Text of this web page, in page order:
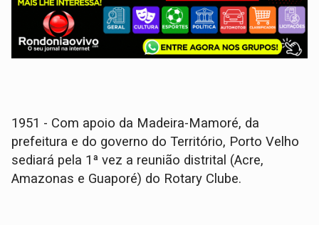
1951 - Com apoio da Madeira-Mamoré, da
prefeitura e do governo do Território, Porto Velho
sediará pela 1ª vez a reunião distrital (Acre,
Amazonas e Guaporé) do Rotary Clube.